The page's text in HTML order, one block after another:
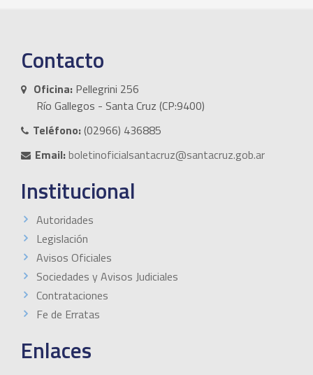
Contacto
Oficina: Pellegrini 256
Río Gallegos - Santa Cruz (CP:9400)
Teléfono:(02966) 436885
Email:boletinoficialsantacruz@santacruz.gob.ar
Institucional
Autoridades
Legislación
Avisos Oficiales
Sociedades y Avisos Judiciales
Contrataciones
Fe de Erratas
Enlaces